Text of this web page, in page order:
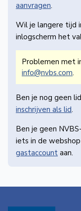
aanvragen.
Wil je langere tijd
inlogscherm het
Problemen met
info@nvbs.com.
Ben je nog geen
inschrijven als lid.
Ben je geen
iets in de
gastaccount aan.